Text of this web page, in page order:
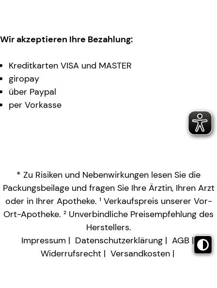
Wir akzeptieren Ihre Bezahlung:
Kreditkarten VISA und MASTER
giropay
über Paypal
per Vorkasse
* Zu Risiken und Nebenwirkungen lesen Sie die
Packungsbeilage und fragen Sie Ihre Ärztin, Ihren Arzt
oder in Ihrer Apotheke. ¹ Verkaufspreis unserer Vor-
Ort-Apotheke. ² Unverbindliche Preisempfehlung des
Herstellers.
Impressum
Datenschutzerklärung
AGB
Widerrufsrecht
Versandkosten